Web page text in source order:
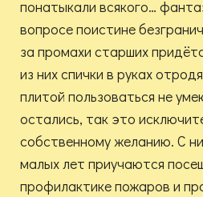
понатыкали всякого…
вопросе поистине
за промахи старших
из них спички в руках
плитой пользоваться не
остались, так это
собственному желанию. С
малых лет приучаются
профилактике пожаров и